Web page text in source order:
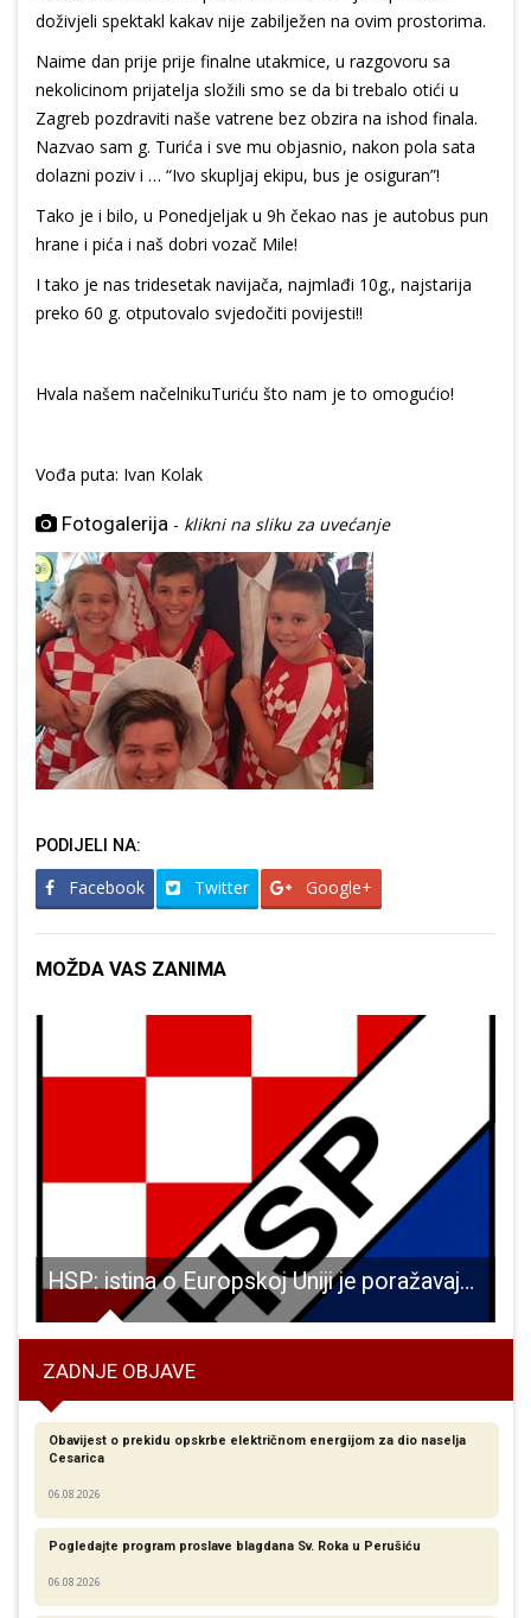
doživjeli spektakl kakav nije zabilježen na ovim prostorima.
Naime dan prije prije finalne utakmice, u razgovoru sa
nekolicinom prijatelja složili smo se da bi trebalo otići u
Zagreb pozdraviti naše vatrene bez obzira na ishod finala.
Nazvao sam g. Turića i sve mu objasnio, nakon pola sata
dolazni poziv i … “Ivo skupljaj ekipu, bus je osiguran”!
Tako je i bilo, u Ponedjeljak u 9h čekao nas je autobus pun
hrane i pića i naš dobri vozač Mile!
I tako je nas tridesetak navijača, najmlađi 10g., najstarija
preko 60 g. otputovalo svjedočiti povijesti!!
Hvala našem načelnikuTuriću što nam je to omogućio!
Vođa puta: Ivan Kolak
Fotogalerija - klikni na sliku za uvećanje
PODIJELI NA:
Facebook Twitter Google+
MOŽDA VAS ZANIMA
HSP: istina o Europskoj Uniji je poražavajuća
ZADNJE OBJAVE
Obavijest o prekidu opskrbe električnom energijom za dio naselja
Cesarica
06.08.2026
Pogledajte program proslave blagdana Sv. Roka u Perušiću
06.08.2026